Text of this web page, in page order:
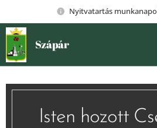
Nyitvatartás
Szápár
Isten hozott